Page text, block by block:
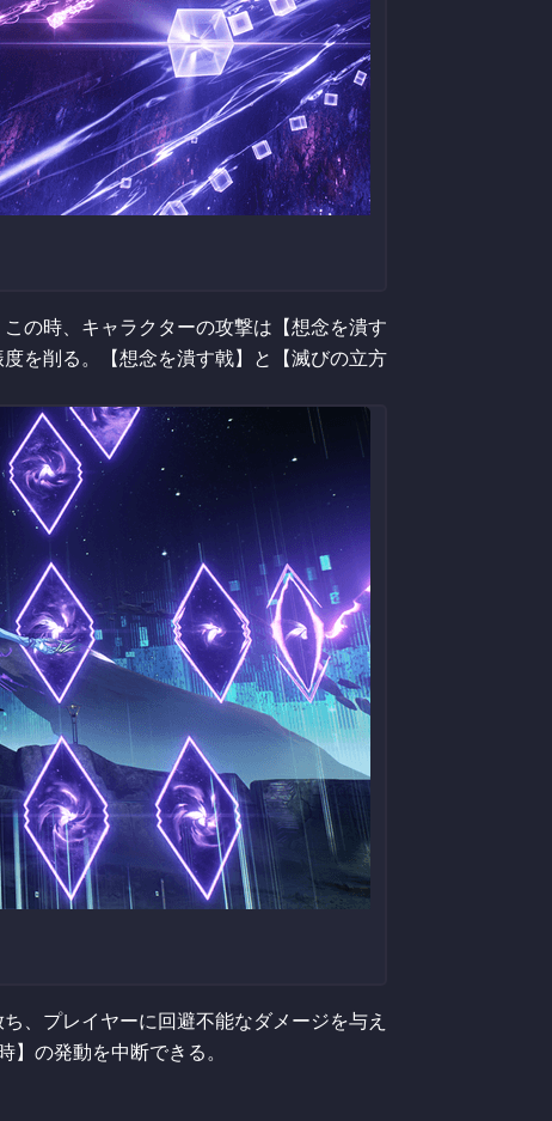
の時、キャラクターの攻撃は【想念を潰す
を削る。【想念を潰す戟】と【滅びの立方
、プレイヤーに回避不能なダメージを与え
の発動を中断できる。